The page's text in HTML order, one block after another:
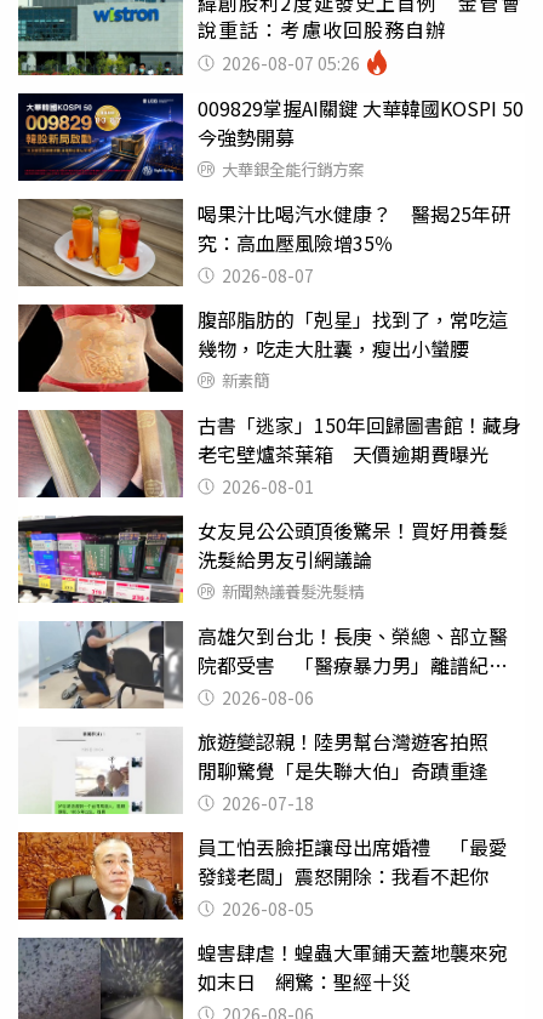
說重話：考慮收回股務自辦
2026-08-07 05:26
009829掌握AI關鍵 大華韓國KOSPI 50
今強勢開募
大華銀全能行銷方案
喝果汁比喝汽水健康？ 醫揭25年研
究：高血壓風險增35％
2026-08-07
腹部脂肪的「剋星」找到了，常吃這
幾物，吃走大肚囊，瘦出小蠻腰
新素簡
古書「逃家」150年回歸圖書館！藏身
老宅壁爐茶葉箱 天價逾期費曝光
2026-08-01
女友見公公頭頂後驚呆！買好用養髮
洗髮給男友引網議論
新聞熱議養髮洗髮精
高雄欠到台北！長庚、榮總、部立醫
院都受害 「醫療暴力男」離譜紀錄
曝光2026-08-06
旅遊變認親！陸男幫台灣遊客拍照
閒聊驚覺「是失聯大伯」奇蹟重逢
2026-07-18
員工怕丟臉拒讓母出席婚禮 「最愛
發錢老闆」震怒開除：我看不起你
2026-08-05
蝗害肆虐！蝗蟲大軍鋪天蓋地襲來宛
如末日 網驚：聖經十災
2026-08-06